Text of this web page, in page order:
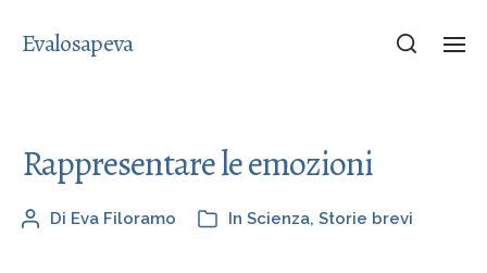
Evalosapeva
Rappresentare le emozioni
Di Eva Filoramo In Scienza, Storie brevi